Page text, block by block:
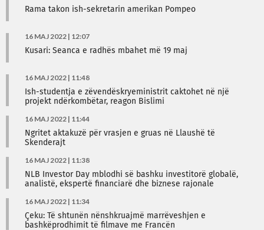
Rama takon ish-sekretarin amerikan Pompeo
16 MAJ 2022 | 12:07
Kusari: Seanca e radhës mbahet më 19 maj
16 MAJ 2022 | 11:48
Ish-studentja e zëvendëskryeministrit caktohet në një
projekt ndërkombëtar, reagon Bislimi
16 MAJ 2022 | 11:44
Ngritet aktakuzë për vrasjen e gruas në Llaushë të
Skenderajt
16 MAJ 2022 | 11:38
NLB Investor Day mblodhi së bashku investitorë globalë,
analistë, ekspertë financiarë dhe biznese rajonale
16 MAJ 2022 | 11:34
Çeku: Të shtunën nënshkruajmë marrëveshjen e
bashkëprodhimit të filmave me Francën